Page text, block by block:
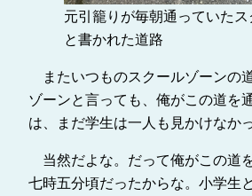
元引籠りが毎朝通っていた
と書かれた道路
またいつものスクールゾーンの
ゾーンと言っても、俺がこの道を
は、まだ学生は一人も見かけなかっ
当然だよな。だって俺がこの道
七時五分頃だったからな。小学生